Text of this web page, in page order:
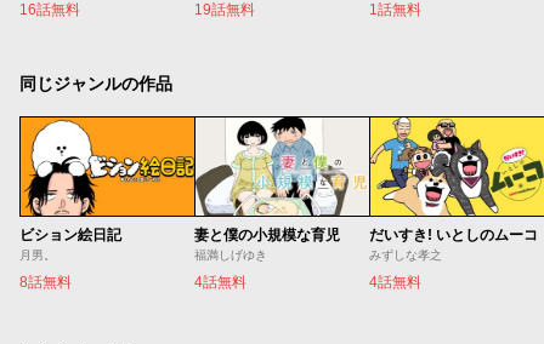
16話無料 19話無料 1話無料
同じジャンルの作品
ビション絵日記
月男。
8話無料
妻と僕の小規模な育児
福満しげゆき
4話無料
だいすき! いとしのムーコ
みずしな孝之
4話無料